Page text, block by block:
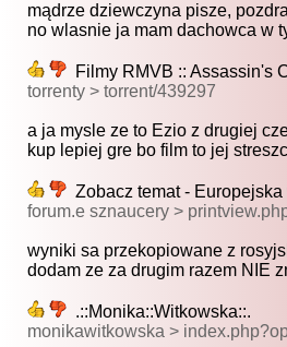
mądrze dziewczyna pisze,
no wlasnie ja mam dachowca w
Filmy RMVB :: Assassin's
torrenty > torrent/439297
a ja mysle ze to Ezio z drugiej
kup lepiej gre bo film to jej
Zobacz temat -
forum.e sznaucery >
wyniki sa przekopiowane z
dodam ze za drugim razem NIE
.::Monika::Witkowska::.
monikawitkowska >